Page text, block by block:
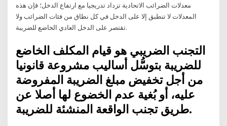
معدلات الضرائب الاتحادية تزداد تدريجيا مع ارتفاع الدخل؛ فإن هذه
المعدلات لا تنطبق إلا على الدخل في كل نطاق من فئات الضرائب ولا
تقتصر على الدخل العادي الخاضع للضريبة.
التجنب الضريبي هو قيام المكلف الخاضع
للضريبة بتوسُّل أساليب مشروعة قانونيا
من أجل تخفيض مبلغ الضريبة المفروضة
عليه، أو بُغية عدم الخضوع لها أصلا عن
طريق تجنب الواقعة المنشئة للضريبة.